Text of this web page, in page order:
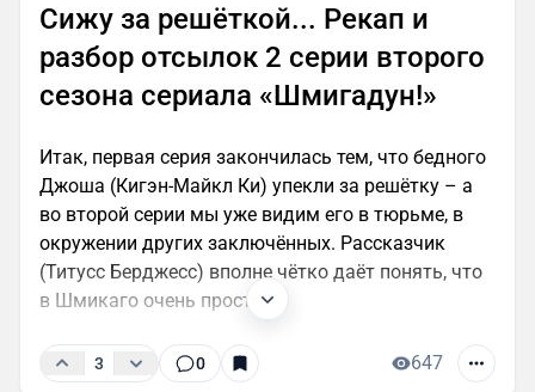
Сижу за решёткой... Рекап и
разбор отсылок 2 серии второго
сезона сериала «Шмигадун!»
Итак, первая серия закончилась тем, что бедного
Джоша (Кигэн-Майкл Ки) упекли за решётку – а
во второй серии мы уже видим его в тюрьме, в
окружении других заключённых. Рассказчик
(Титусс Берджесс) вполне чётко даёт понять, что
в Шмикаго очень просто....
3 0 647